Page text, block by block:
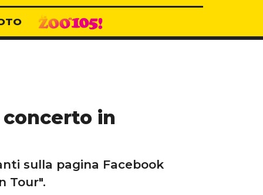
in
sulla pagina Facebook
Tour".